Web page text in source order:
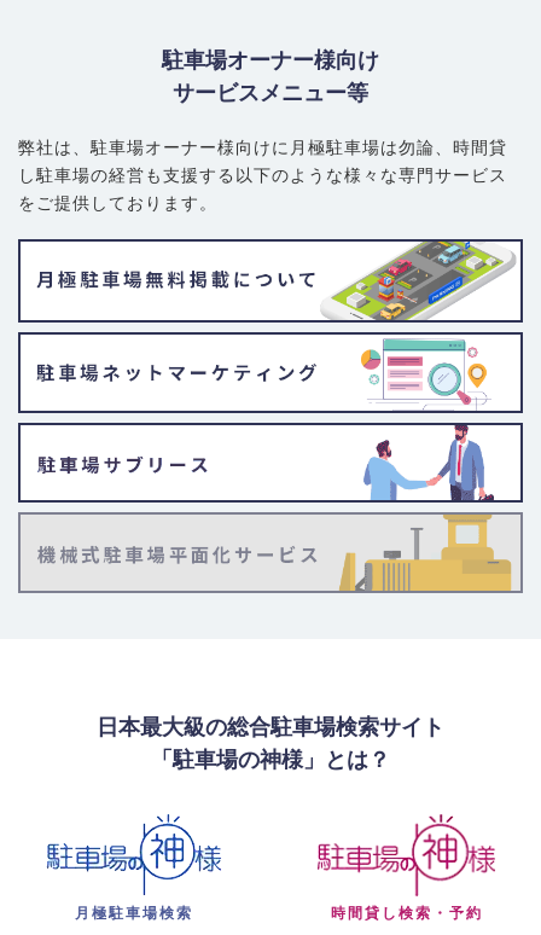
駐車場オーナー様向け
サービスメニュー等
弊社は、駐車場オーナー様向けに月極駐車場は勿論、 時間貸
し駐車場の経営も支援する以下のような様々な専門サービス
をご提供しております。
日本最大級の総合駐車場検索サイト
「駐車場の神様」とは？
月極駐車場検索 時間貸し検索・予約